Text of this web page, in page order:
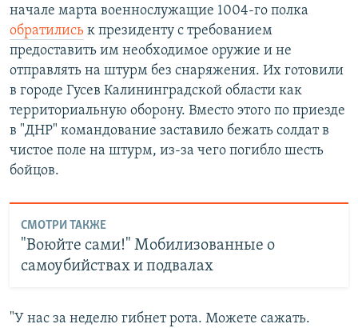
начале марта военнослужащие 1004-го полка
обратились к президенту с требованием
предоставить им необходимое оружие и не
отправлять на штурм без снаряжения. Их готовили
в городе Гусев Калининградской области как
территориальную оборону. Вместо этого по приезде
в "ДНР" командование заставило бежать солдат в
чистое поле на штурм, из-за чего погибло шесть
бойцов.
СМОТРИ ТАКЖЕ
"Воюйте сами!" Мобилизованные о
самоубийствах и подвалах
"У нас за неделю гибнет рота. Можете сажать.